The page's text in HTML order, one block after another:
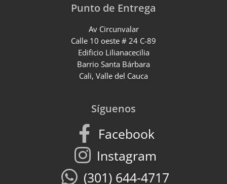
Punto de Entrega
Av Circunvalar
Calle 10 oeste # 24 C-89
Edificio Lilianacecilia
Barrio Santa Bárbara
Cali, Valle del Cauca
Síguenos
Facebook
Instagram
(301) 644-4717